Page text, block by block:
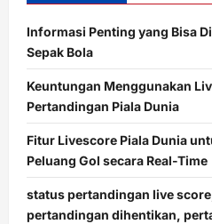
Informasi Penting yang Bisa
Sepak Bola
Keuntungan Menggunakan
Pertandingan Piala Dunia
Fitur Livescore Piala Dunia
Peluang Gol secara Real-Time
status pertandingan live
pertandingan dihentikan,